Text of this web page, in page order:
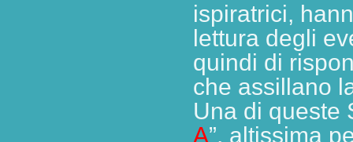
ispiratrici,
lettura degli
quindi di
che assillano
Una di queste
A”, altissima